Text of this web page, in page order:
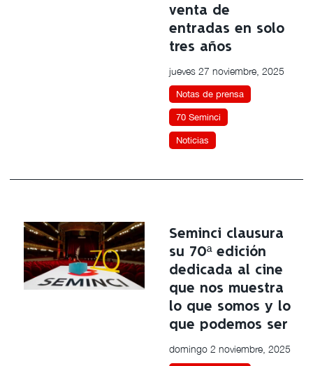
venta de
entradas en solo
tres años
jueves 27 noviembre, 2025
Notas de prensa
70 Seminci
Noticias
Seminci clausura
su 70ª edición
dedicada al cine
que nos muestra
lo que somos y lo
que podemos ser
domingo 2 noviembre, 2025